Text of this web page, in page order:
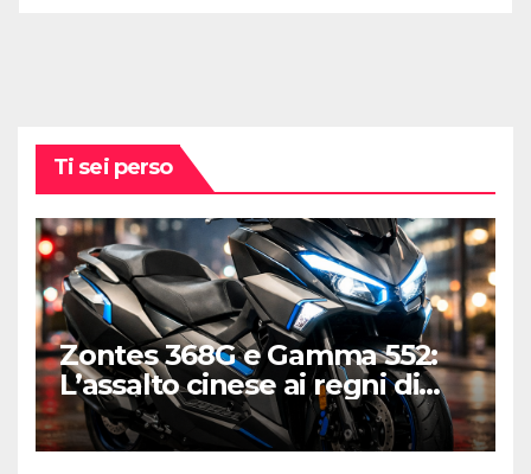
Ti sei perso
Zontes 368G e Gamma 552:
L’assalto cinese ai regni di
Honda e Yamaha